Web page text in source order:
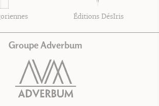
Éditions DésIris
Groupe Adverbum